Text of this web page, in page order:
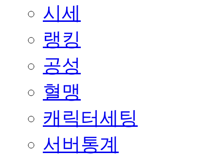
시세
랭킹
공성
혈맹
캐릭터세팅
서버통계